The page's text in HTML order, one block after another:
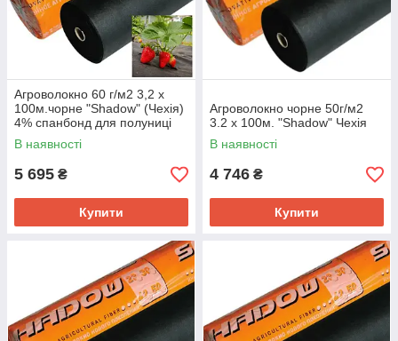
Агроволокно 60 г/м2 3,2 х
100м.чорне "Shadow" (Чехія)
4% спанбонд для полуниці
В наявності
5 695 ₴
Купити
Агроволокно чорне 50г/м2
3.2 х 100м. "Shadow" Чехія
В наявності
4 746 ₴
Купити